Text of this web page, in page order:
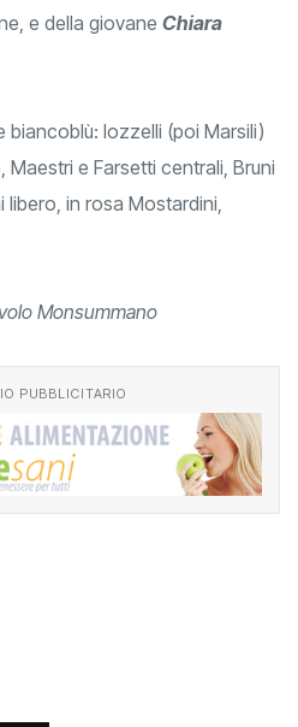
e della giovane Chiara
Iozzelli (poi Marsili)
e Farsetti centrali, Bruni
in rosa Mostardini,
Monsummano
PUBBLICITARIO